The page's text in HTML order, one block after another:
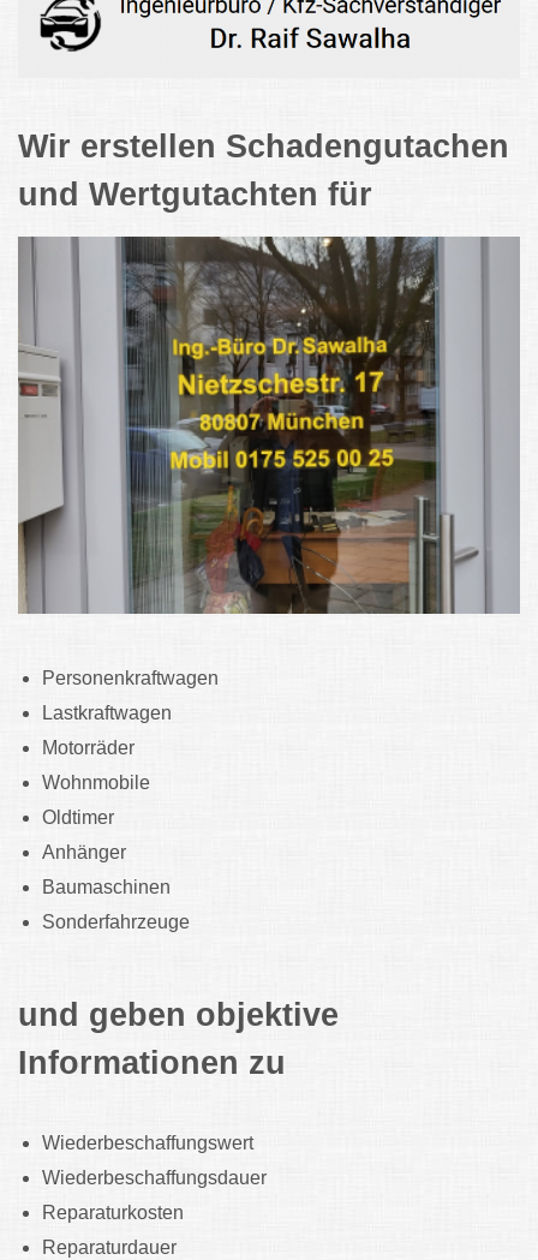
Wir erstellen Schadengutachen
und Wertgutachten für
Personenkraftwagen
Lastkraftwagen
Motorräder
Wohnmobile
Oldtimer
Anhänger
Baumaschinen
Sonderfahrzeuge
und geben objektive
Informationen zu
Wiederbeschaffungswert
Wiederbeschaffungsdauer
Reparaturkosten
Reparaturdauer